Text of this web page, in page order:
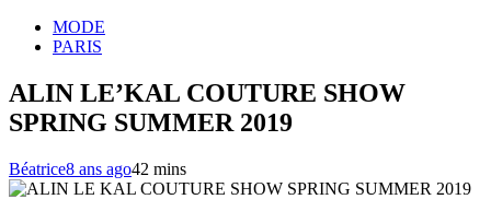
MODE
PARIS
ALIN LE’KAL COUTURE SHOW
SPRING SUMMER 2019
Béatrice8 ans ago42 mins